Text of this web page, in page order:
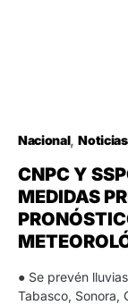
Nacional Noticias
CNPC Y
MEDIDAS
● Se prevén
Tabasco, Sonora,